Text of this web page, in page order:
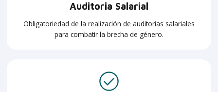
Auditoria Salarial
Obligatoriedad de la realización de auditorias salariales
para combatir la brecha de género.